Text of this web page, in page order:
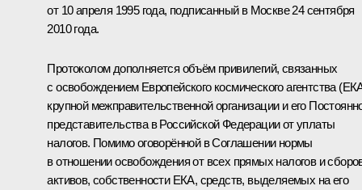
от 10 апреля 1995 года, подписанный в Москве 24 сентября
2010 года.
Протоколом дополняется объём привилегий, связанных
с освобождением Европейского космического агентства
крупной межправительственной организации и его
представительства в Российской Федерации от уплаты
налогов. Помимо оговорённой в Соглашении нормы
в отношении освобождения от всех прямых налогов и
активов, собственности ЕКА, средств, выделяемых на его